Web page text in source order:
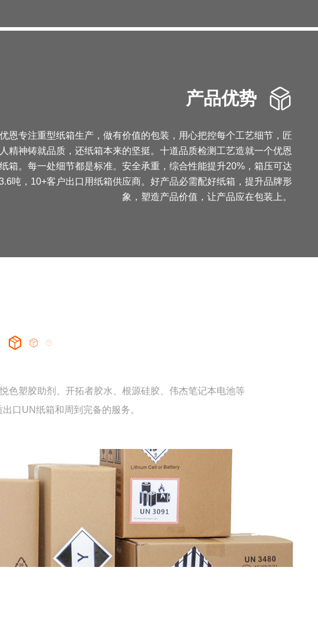
产品优势
优恩专注重型纸箱生产，做有价值的包装，用心把控每个工艺细节，匠
人精神铸就品质，还纸箱本来的坚挺。十道品质检测工艺造就一个优恩
纸箱。每一处细节都是标准。安全承重，综合性能提升20%，箱压可达
吨，10+客户出口用纸箱供应商。好产品必需配好纸箱，提升品牌形
象，塑造产品价值，让产品应在包装上。
色塑胶助剂、开拓者胶水、根源硅胶、伟杰笔记本电池等
口UN纸箱和周到完备的服务。